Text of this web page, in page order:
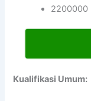
2200000
Kualifikasi Umum: